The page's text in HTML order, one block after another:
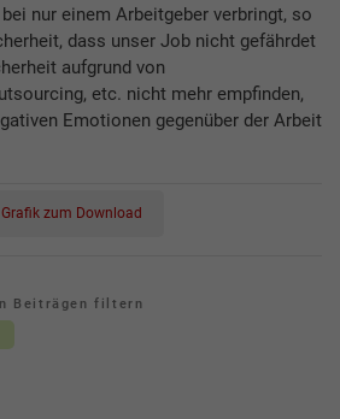
nur einem Arbeitgeber verbringt, so
dass unser Job nicht gefährdet
aufgrund von
etc. nicht mehr empfinden,
Emotionen gegenüber der Arbeit
zum Download
Beiträgen filtern